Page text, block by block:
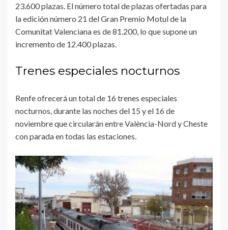
23.600 plazas. El número total de plazas ofertadas para
la edición número 21 del Gran Premio Motul de la
Comunitat Valenciana es de 81.200, lo que supone un
incremento de 12.400 plazas.
Trenes especiales nocturnos
Renfe ofrecerá un total de 16 trenes especiales
nocturnos, durante las noches del 15 y el 16 de
noviembre que circularán entre València-Nord y Cheste
con parada en todas las estaciones.